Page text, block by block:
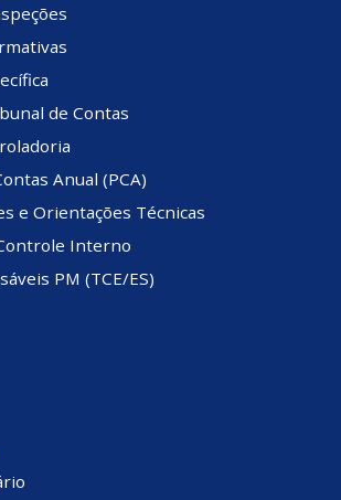
de Contas
Anual (PCA)
e Orientações Técnicas
Interno
PM (TCE/ES)